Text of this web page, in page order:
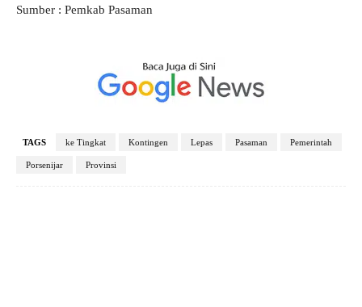
Sumber : Pemkab Pasaman
TAGS ke Tingkat Kontingen Lepas Pasaman Pemerintah
Porsenijar Provinsi